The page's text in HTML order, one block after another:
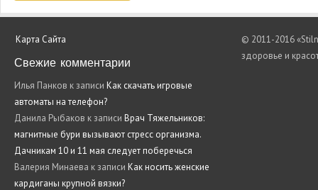
Карта Сайта
Свежие комментарии
Илья Панков к записи Как скачать игровые
автоматы на телефон?
Данила Рыбаков к записи Врач Тяжельников:
магнитные бури вызывают стресс организма.
Дачникам 10 и 11 мая следует поберечься
Валерия Минаева к записи Как носить женские
кардиганы крупной вязки?
© 2011-2016
здоровье и